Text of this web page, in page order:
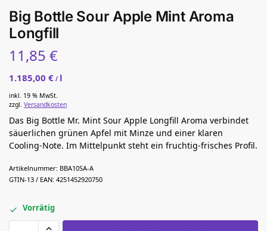
Big Bottle Sour Apple Mint Aroma
Longfill
11,85 €
1.185,00 € / l
inkl. 19 % MwSt.
zzgl. Versandkosten
Das Big Bottle Mr. Mint Sour Apple Longfill Aroma verbindet
säuerlichen grünen Apfel mit Minze und einer klaren
Cooling-Note. Im Mittelpunkt steht ein fruchtig-frisches Profil.
Artikelnummer: BBA10SA-A
GTIN-13 / EAN: 4251452920750
Vorrätig